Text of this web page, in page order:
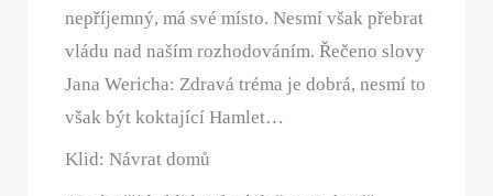
nepříjemný, má své místo. Nesmí však přebrat
vládu nad naším rozhodováním. Řečeno slovy
Jana Wericha: Zdravá tréma je dobrá, nesmí to
však být koktající Hamlet…
Klid: Návrat domů